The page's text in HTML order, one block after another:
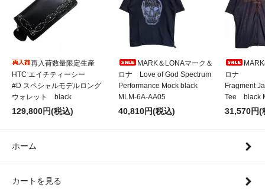
再入荷数量限定生産
HTC エイチティーシー
#D スペシャルモデルロング
ウォレット black
129,800円(税込)
MARK＆LONAマーク＆
ロナ Love of God Spectrum
Performance Mock black
MLM-6A-AA05
40,810円(税込)
ロナ
Fragment
Tee black
31,570円(
ホーム
カートを見る